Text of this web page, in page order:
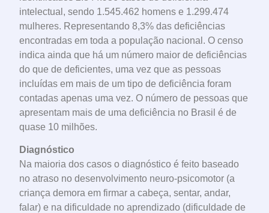
intelectual, sendo 1.545.462 homens e 1.299.474
mulheres. Representando 8,3% das deficiências
encontradas em toda a população nacional. O censo
indica ainda que há um número maior de deficiências
do que de deficientes, uma vez que as pessoas
incluídas em mais de um tipo de deficiência foram
contadas apenas uma vez. O número de pessoas que
apresentam mais de uma deficiência no Brasil é de
quase 10 milhões.
Diagnóstico
Na maioria dos casos o diagnóstico é feito baseado
no atraso no desenvolvimento neuro-psicomotor (a
criança demora em firmar a cabeça, sentar, andar,
falar) e na dificuldade no aprendizado (dificuldade de